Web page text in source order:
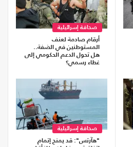
صحافة إسرائيلية
أرقام صادمة لعنف
المستوطنين في الضفة..
هل تحول الدعم الحكومي إلى
غطاء رسمي؟
صحافة إسرائيلية
"هآرتس": قد يمنح إتمام